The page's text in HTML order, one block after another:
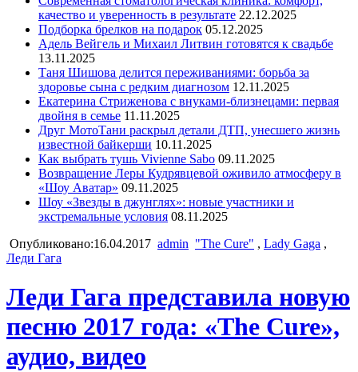
качество и уверенность в результате 22.12.2025
Подборка брелков на подарок 05.12.2025
Адель Вейгель и Михаил Литвин готовятся к свадьбе
13.11.2025
Таня Шишова делится переживаниями: борьба за
здоровье сына с редким диагнозом 12.11.2025
Екатерина Стриженова с внуками-близнецами: первая
двойня в семье 11.11.2025
Друг МотоТани раскрыл детали ДТП, унесшего жизнь
известной байкерши 10.11.2025
Как выбрать тушь Vivienne Sabo 09.11.2025
Возвращение Леры Кудрявцевой оживило атмосферу в
«Шоу Аватар» 09.11.2025
Шоу «Звезды в джунглях»: новые участники и
экстремальные условия 08.11.2025
Опубликовано:16.04.2017 admin "The Cure" , Lady Gaga ,
Леди Гага
Леди Гага представила новую
песню 2017 года: «The Cure»,
аудио, видео